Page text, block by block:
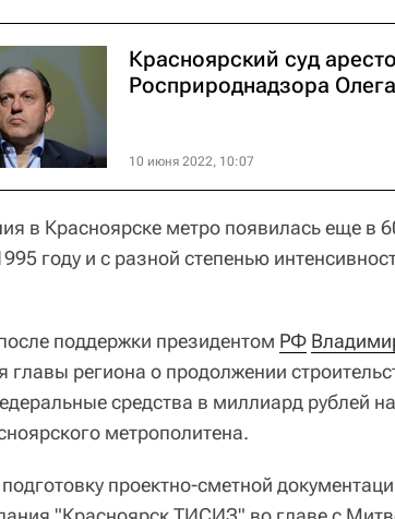
Красноярский суд
Росприроднадзора
10 июня 2022, 10:07
в Красноярске метро появилась еще в
году и с разной степенью
поддержки президентом РФ
главы региона о продолжении
средства в миллиард рублей
метрополитена.
проектно-сметной